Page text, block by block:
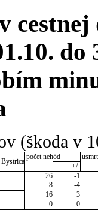
cestnej
do
(škoda v
Bystrica
počet nehôd
+/-
26
-1
8
-4
16
3
0 0